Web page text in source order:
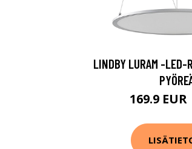
LINDBY LURAM -LED-
169.9 EUR